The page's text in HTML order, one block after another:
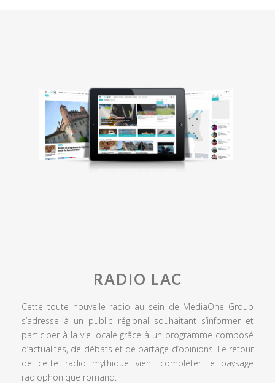
RADIO LAC
Cette toute nouvelle radio au sein de MediaOne Group
s’adresse à un public régional souhaitant s’informer et
participer à la vie locale grâce à un programme composé
d’actualités, de débats et de partage d’opinions. Le retour
de cette radio mythique vient compléter le paysage
radiophonique romand.